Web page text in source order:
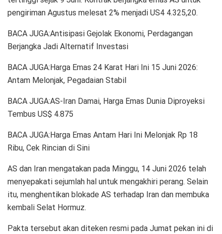
pengiriman Agustus melesat 2% menjadi US4 4.325,20.
BACA JUGA:Antisipasi Gejolak Ekonomi, Perdagangan
Berjangka Jadi Alternatif Investasi
BACA JUGA:Harga Emas 24 Karat Hari Ini 15 Juni 2026:
Antam Melonjak, Pegadaian Stabil
BACA JUGA:AS-Iran Damai, Harga Emas Dunia Diproyeksi
Tembus US$ 4.875
BACA JUGA:Harga Emas Antam Hari Ini Melonjak Rp 18
Ribu, Cek Rincian di Sini
AS dan Iran mengatakan pada Minggu, 14 Juni 2026 telah
menyepakati sejumlah hal untuk mengakhiri perang. Selain
itu, menghentikan blokade AS terhadap Iran dan membuka
kembali Selat Hormuz.
Pakta tersebut akan diteken resmi pada Jumat pekan ini di